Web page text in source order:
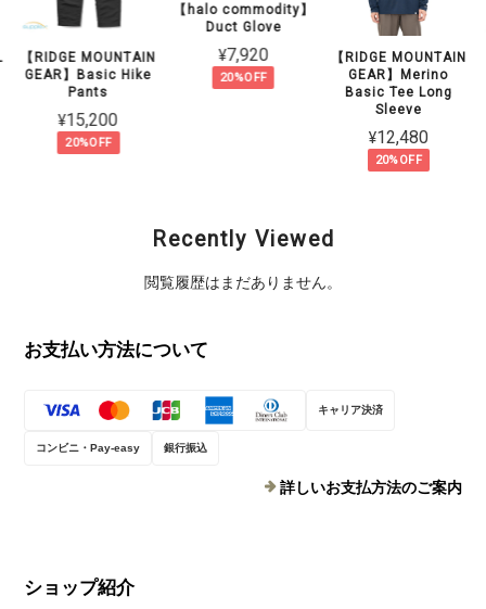
【RIDGE MOUNTAIN
GEAR】Basic Hike
Pants
¥15,200
20%OFF
【halo commodity】
Duct Glove
¥7,920
20%OFF
【RIDGE MOUNTAIN
GEAR】Merino
Basic Tee Long
Sleeve
¥12,480
20%OFF
Recently Viewed
閲覧履歴はまだありません。
お支払い方法について
キャリア決済
コンビニ・Pay-easy 銀行振込
詳しいお支払方法のご案内
ショップ紹介